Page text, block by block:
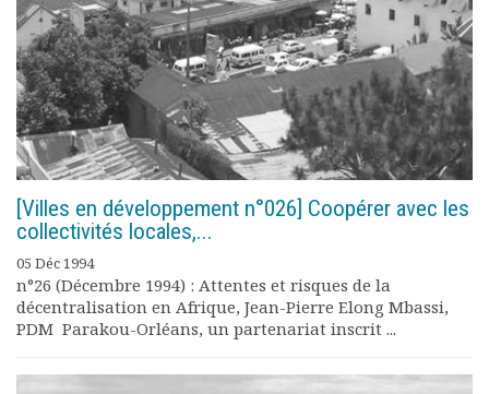
[Villes en développement n°026] Coopérer avec les
collectivités locales,...
05 Déc 1994
n°26 (Décembre 1994) : Attentes et risques de la
décentralisation en Afrique, Jean-Pierre Elong Mbassi,
PDM Parakou-Orléans, un partenariat inscrit ...